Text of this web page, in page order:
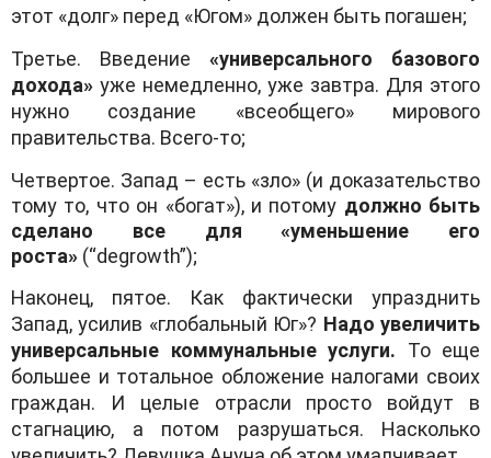
этот «долг» перед «Югом» должен быть погашен;
Третье. Введение «универсального базового
дохода» уже немедленно, уже завтра. Для этого
нужно создание «всеобщего» мирового
правительства. Всего-то;
Четвертое. Запад – есть «зло» (и доказательство
тому то, что он «богат»), и потому должно быть
сделано все для «уменьшение его
роста» (“degrowth”);
Наконец, пятое. Как фактически упразднить
Запад, усилив «глобальный Юг»? Надо увеличить
универсальные коммунальные услуги. То еще
большее и тотальное обложение налогами своих
граждан. И целые отрасли просто войдут в
стагнацию, а потом разрушаться. Насколько